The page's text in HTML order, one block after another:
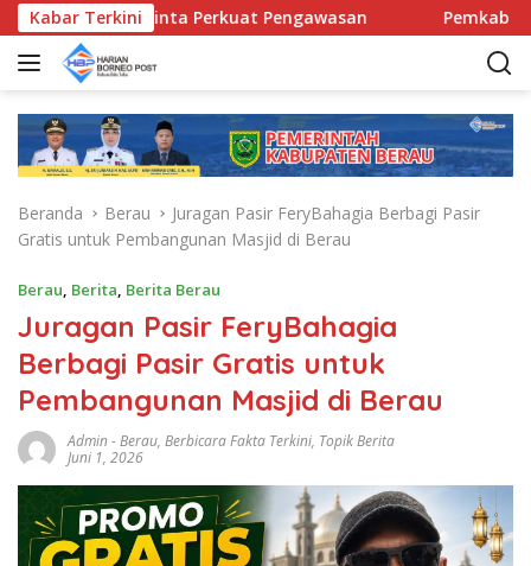
a
Kabar Terkini
Diminta Perkuat Pengawasan Pemkab Berau
Beranda Berau
Juragan Pasir FeryBahagia Berbagi Pasir
Gratis untuk Pembangunan Masjid di Berau
Berau, Berita, Berita Berau
Juragan Pasir FeryBahagia
Berbagi Pasir Gratis untuk
Pembangunan Masjid di Berau
Admin-Berau, Berbicara Fakta Terkini, Topik Berita
Juni 1, 2026